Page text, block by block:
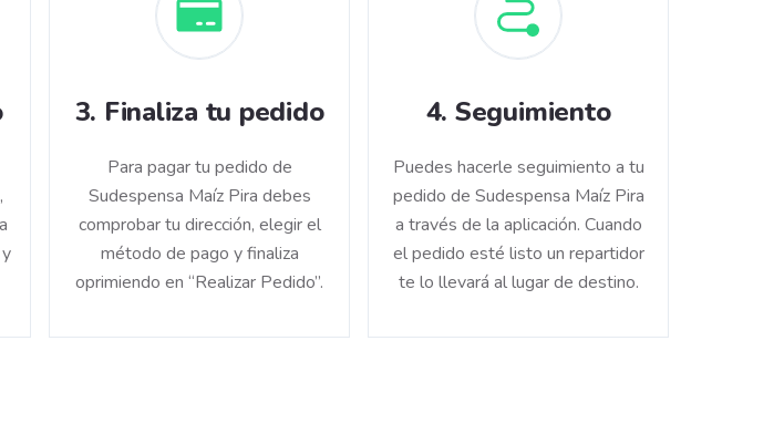
3. Finaliza tu pedido
Para pagar tu pedido de
Sudespensa Maíz Pira debes
comprobar tu dirección, elegir el
método de pago y finaliza
oprimiendo en “Realizar Pedido”.
4. Seguimiento
Puedes hacerle seguimiento a tu
pedido de Sudespensa Maíz Pira
a través de la aplicación. Cuando
el pedido esté listo un repartidor
te lo llevará al lugar de destino.